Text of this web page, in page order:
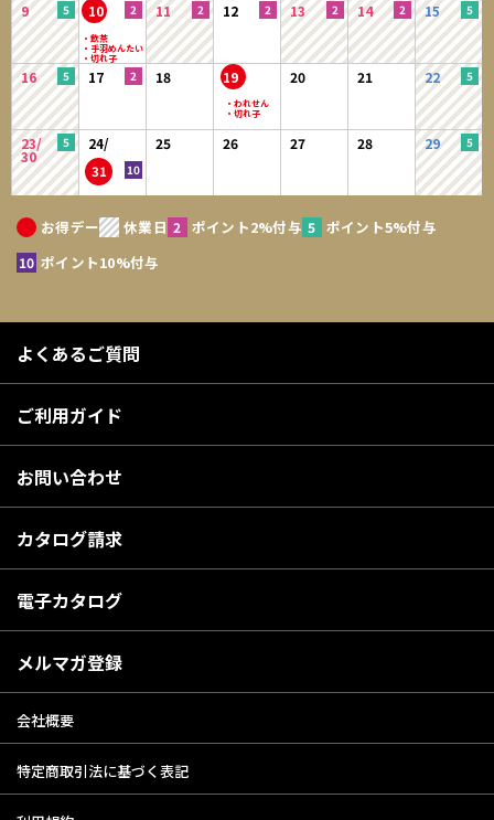
9 10 11 12 13 14 15
16 17 18 19 20 21 22
23/
30
24/
31
25 26 27 28 29
お得デー 休業日 ポイント2%付与
ポイント5%付与
ポイント10%付与
よくあるご質問
ご利用ガイド
お問い合わせ
カタログ請求
電子カタログ
メルマガ登録
会社概要
特定商取引法に基づく表記